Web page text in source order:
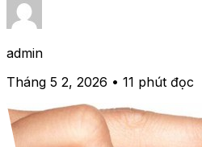
admin
Tháng 5 2, 2026 • 11 phút đọc